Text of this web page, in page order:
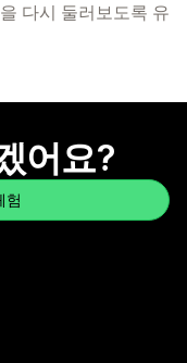
다시 둘러보도록 유
어요?
험